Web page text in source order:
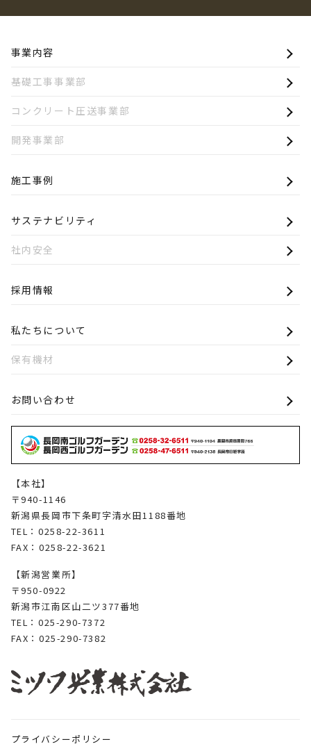
【本社】
〒940-1146
新潟県長岡市下条町字清水田1188番地
TEL：0258-22-3611
FAX：0258-22-3621
【新潟営業所】
〒950-0922
新潟市江南区山二ツ377番地
TEL：025-290-7372
FAX：025-290-7382
事業内容
基礎工事事業部
コンクリート圧送事業部
開発事業部
施工事例
サステナビリティ
社内安全
採用情報
私たちについて
保有機材
お問い合わせ
プライバシーポリシー